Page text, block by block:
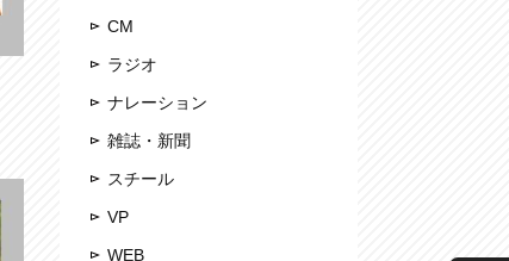
CM
ラジオ
ナレーション
雑誌・新聞
スチール
VP
WEB